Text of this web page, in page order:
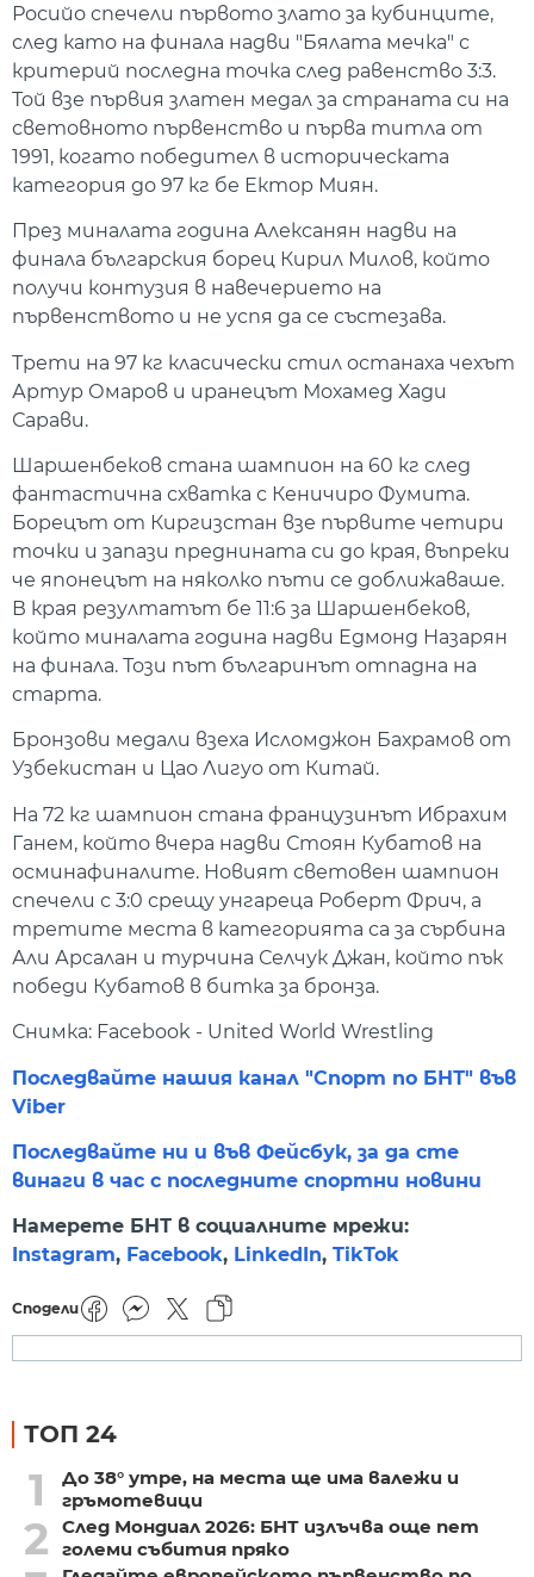
Росийо спечели първото злато за кубинците,
след като на финала надви "Бялата мечка" с
критерий последна точка след равенство 3:3.
Той взе първия златен медал за страната си на
световното първенство и първа титла от
1991, когато победител в историческата
категория до 97 кг бе Ектор Миян.
През миналата година Алексанян надви на
финала българския борец Кирил Милов, който
получи контузия в навечерието на
първенството и не успя да се състезава.
Трети на 97 кг класически стил останаха чехът
Артур Омаров и иранецът Мохамед Хади
Сарави.
Шаршенбеков стана шампион нa 60 кг след
фантастична схватка с Кеничиро Фумита.
Борецът от Киргизстан взе първите четири
точки и запази преднината си до края, въпреки
че японецът на няколко пъти се доближаваше.
В края резултатът бе 11:6 за Шаршенбеков,
който миналата година надви Едмонд Назарян
на финала. Този път българинът отпадна на
старта.
Бронзови медали взеха Исломджон Бахрамов от
Узбекистан и Цао Лигуо от Китай.
На 72 кг шампион стана французинът Ибрахим
Ганем, който вчера надви Стоян Кубатов на
осминафиналите. Новият световен шампион
спечели с 3:0 срещу унгареца Роберт Фрич, а
третите места в категорията са за сърбина
Али Арсалан и турчина Селчук Джан, който пък
победи Кубатов в битка за бронза.
Снимка: Facebook - United World Wrestling
Последвайте нашия канал "Спорт по БНТ" във
Viber
Последвайте ни и във Фейсбук, за да сте
винаги в час с последните спортни новини
Намерете БНТ в социалните мрежи:
Instagram, Facebook, LinkedIn, TikTok
Сподели
ТОП 24
1
До 38° утре, на места ще има валежи и
гръмотевици
2
След Мондиал 2026: БНТ излъчва още пет
големи събития пряко